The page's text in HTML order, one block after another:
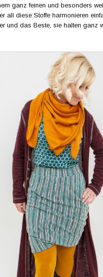
ganz feinen und besonders
all diese Stoffe harmonieren
und das Beste, sie halten ganz